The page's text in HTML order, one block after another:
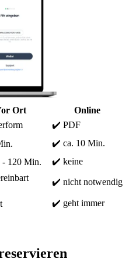
Ort
Online
✔️ PDF
✔️ ca. 10 Min.
120 Min. ✔️ keine
✔️ nicht notwendig
✔️ geht immer